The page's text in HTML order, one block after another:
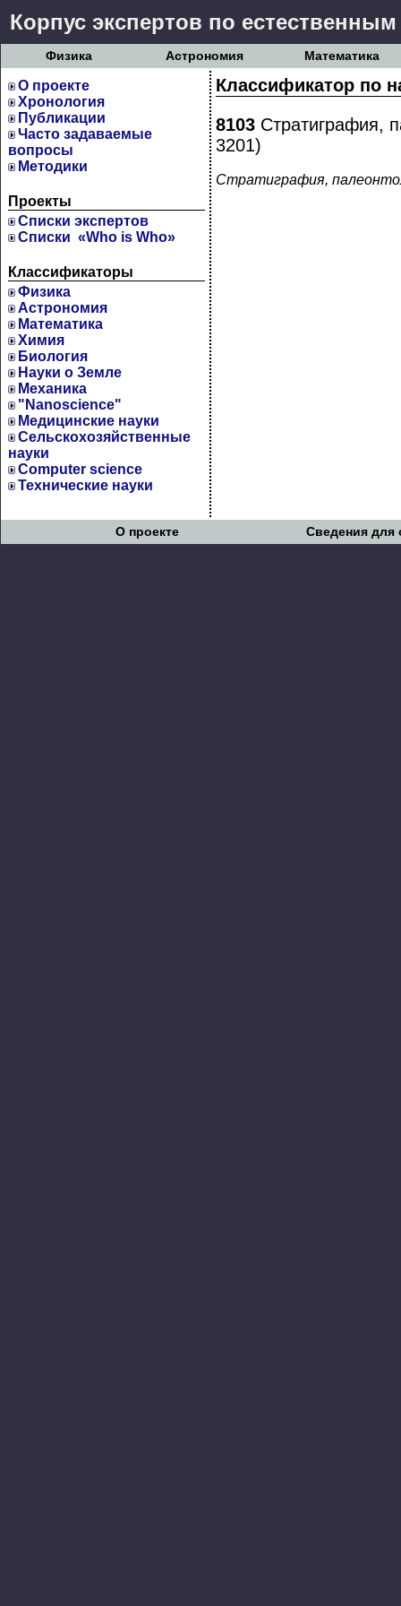
Корпус экспертов по
Физика Астрономия Математика
О проекте
Хронология
Публикации
Часто задаваемые
вопросы
Методики
Проекты
Cписки экспертов
Списки «Who is Who»
Классификаторы
Физика
Астрономия
Математика
Химия
Биология
Науки о Земле
Механика
"Nanoscience"
Медицинские науки
Сельскохозяйственные
науки
Computer science
Технические науки
Классификатор по
8103 Стратиграфия,
3201)
Стратиграфия,
О проекте Сведения для